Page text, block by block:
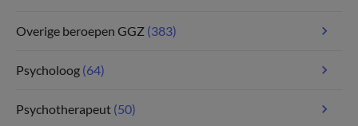
Overige beroepen GGZ (383)
Psycholoog (64)
Psychotherapeut (50)